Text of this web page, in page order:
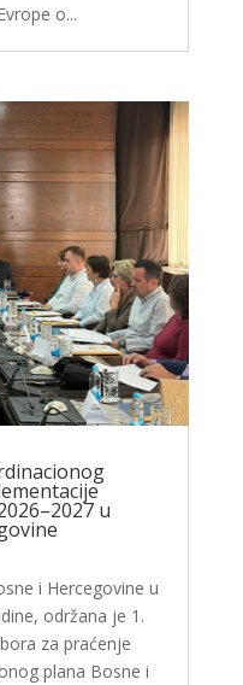
o...
u
i Hercegovine u
održana je 1.
za praćenje
plana Bosne i